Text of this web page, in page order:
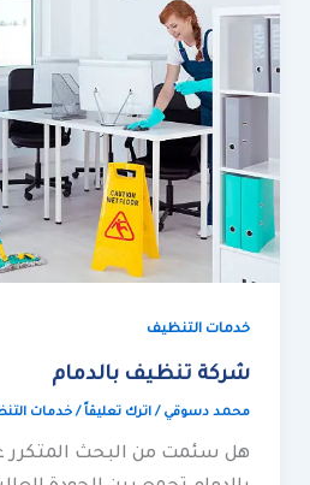
خدمات التنظيف
شركة تنظيف بالدمام
محمد دسوقي /اترك تعليقاً /خدمات
هل سئمت من البحث
تنظيف
بالدمام